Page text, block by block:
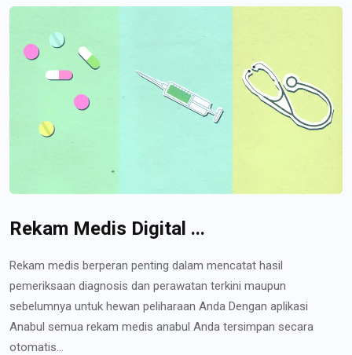
Rekam Medis Digital ...
Rekam medis berperan penting dalam mencatat hasil
pemeriksaan diagnosis dan perawatan terkini maupun
sebelumnya untuk hewan peliharaan Anda Dengan aplikasi
Anabul semua rekam medis anabul Anda tersimpan secara
otomatis...